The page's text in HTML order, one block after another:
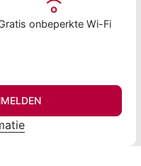
onbeperkte Wi-Fi